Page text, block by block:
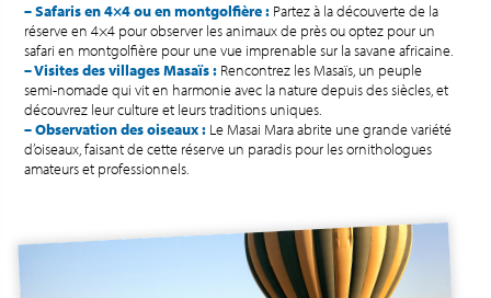
– Safaris en 4×4 ou en montgolfière : Partez à la découverte de la
réserve en 4×4 pour observer les animaux de près ou optez pour un
safari en montgolfière pour une vue imprenable sur la savane africaine.
– Visites des villages Masaïs : Rencontrez les Masaïs, un peuple
semi-nomade qui vit en harmonie avec la nature depuis des siècles, et
découvrez leur culture et leurs traditions uniques.
– Observation des oiseaux : Le Masai Mara abrite une grande variété
d’oiseaux, faisant de cette réserve un paradis pour les ornithologues
amateurs et professionnels.